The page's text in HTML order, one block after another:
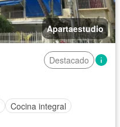
Apartaestudio
Destacado
Cocina integral